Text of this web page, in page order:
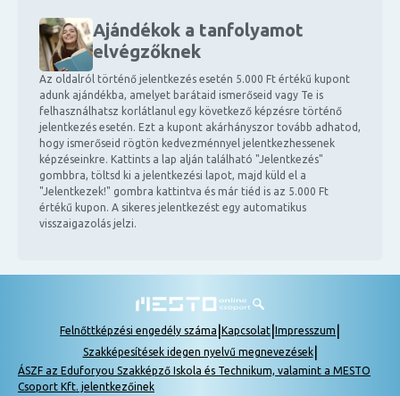
Ajándékok a tanfolyamot
elvégzőknek
Az oldalról történő jelentkezés esetén 5.000 Ft értékű kupont
adunk ajándékba, amelyet barátaid ismerőseid vagy Te is
felhasználhatsz korlátlanul egy következő képzésre történő
jelentkezés esetén. Ezt a kupont akárhányszor tovább adhatod,
hogy ismerőseid rögtön kedvezménnyel jelentkezhessenek
képzéseinkre. Kattints a lap alján található "Jelentkezés"
gombbra, töltsd ki a jelentkezési lapot, majd küld el a
"Jelentkezek!" gombra kattintva és már tiéd is az 5.000 Ft
értékű kupon. A sikeres jelentkezést egy automatikus
visszaigazolás jelzi.
Felnőttképzési engedély száma Kapcsolat Impresszum
Szakképesítések idegen nyelvű megnevezések|
ÁSZF az Eduforyou Szakképző Iskola és Technikum, valamint a MESTO
Csoport Kft. jelentkezőinek